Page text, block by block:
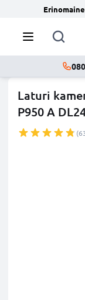
Laturi
P950 A